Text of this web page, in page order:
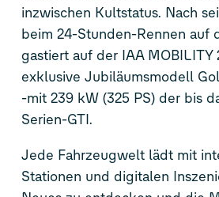
inzwischen Kultstatus. Nach
beim 24-Stunden-Rennen auf
gastiert auf der IAA MOBILITY
exklusive Jubiläumsmodell
-mit 239 kW (325 PS) der bis
Serien-GTI.
Jede Fahrzeugwelt lädt mit
Stationen und digitalen